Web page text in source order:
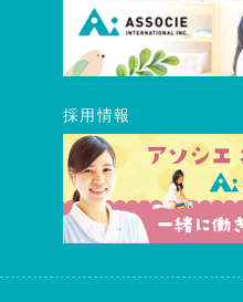
採用情報